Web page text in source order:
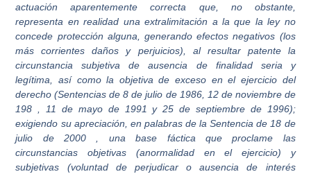
actuación aparentemente correcta que, no obstante,
representa en realidad una extralimitación a la que la ley no
concede protección alguna, generando efectos negativos (los
más corrientes daños y perjuicios), al resultar patente la
circunstancia subjetiva de ausencia de finalidad seria y
legítima, así como la objetiva de exceso en el ejercicio del
derecho (Sentencias de 8 de julio de 1986, 12 de noviembre de
198 , 11 de mayo de 1991 y 25 de septiembre de 1996);
exigiendo su apreciación, en palabras de la Sentencia de 18 de
julio de 2000 , una base fáctica que proclame las
circunstancias objetivas (anormalidad en el ejercicio) y
subjetivas (voluntad de perjudicar o ausencia de interés